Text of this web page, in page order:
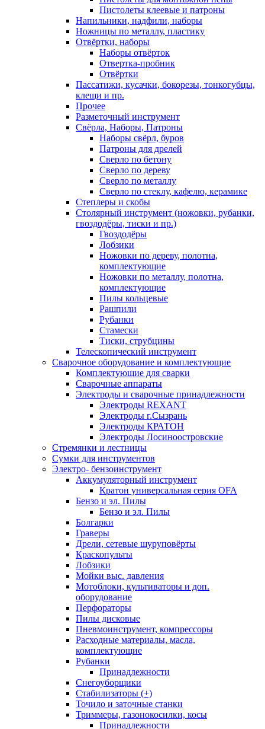
Пистолеты клеевые и патроны
Напильники, надфили, наборы
Ножницы по металлу, пластику
Отвёртки, наборы
Наборы отвёрток
Отвертка-пробник
Отвёртки
Пассатижи, кусачки, бокорезы, тонкогубцы,
клещи и пр.
Прочее
Разметочный инструмент
Свёрла, Наборы, Патроны
Наборы свёрл, буров
Патроны для дрелей
Сверло по бетону
Сверло по дереву
Сверло по металлу
Сверло по стеклу, кафелю, керамике
Степлеры и скобы
Столярный инструмент (ножовки, рубанки,
гвоздодёры, тиски и пр.)
Гвоздодёры
Лобзики
Ножовки по дереву, полотна,
комплектующие
Ножовки по металлу, полотна,
комплектующие
Пилы кольцевые
Рашпили
Рубанки
Стамески
Тиски, струбцины
Телескопический инструмент
Сварочное оборудование и комплектующие
Комплектующие для сварки
Сварочные аппараты
Электроды и сварочные принадлежности
Электроды REXANT
Электроды г.Сызрань
Электроды КРАТОН
Электроды Лосиноостровские
Стремянки и лестницы
Сумки для инструментов
Электро- бензоинструмент
Аккумуляторный инструмент
Кратон универсальная серия OFA
Бензо и эл. Пилы
Бензо и эл. Пилы
Болгарки
Граверы
Дрели, сетевые шуруповёрты
Краскопульты
Лобзики
Мойки выс. давления
Мотоблоки, культиваторы и доп.
оборудование
Перфораторы
Пилы дисковые
Пневмоинструмент, компрессоры
Расходные материалы, масла,
комплектующие
Рубанки
Принадлежности
Снегоуборщики
Стабилизаторы (+)
Точило и заточные станки
Триммеры, газонокосилки, косы
Принадлежности